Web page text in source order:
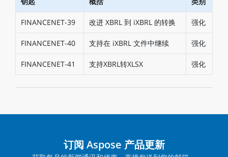
FINANCENET-39 改进 XBRL 到 iXBRL 的转换 强化
FINANCENET-40 支持在 iXBRL 文件中继续 强化
FINANCENET-41 支持XBRL转XLSX 强化
订阅 Aspose 产品更新